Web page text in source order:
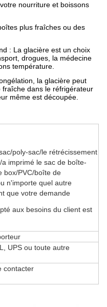
nourriture et boissons
plus fraîches ou des
: La glacière est un choix
drogues, la médecine
température.
la glacière peut
dans le réfrigérateur
même est découpée.
poly-sac/le rétrécissement
imprimé le sac de boîte-
box/PVC/boîte de
n'importe quel autre
que votre demande
aux besoins du client est
UPS ou toute autre
contacter